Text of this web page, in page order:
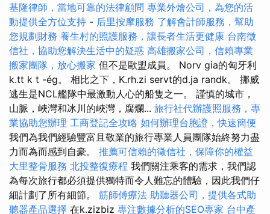
基隆律師，當地可靠的法律顧問 專業外燴公司，為您的活
動提供全方位支持 - 后里按摩服務 了解會計師服務，幫助
您規劃財務 養生村的照護服務，讓長者生活更健康 台南徵
信社，協助您解決生活中的疑惑 高雄搬家公司，信賴專業
搬家團隊，放心搬家 但不是歐盟成員。 Norv gia的匈牙利
k.tt k t -ég。 相比之下，K.rh.zi servt的d.ja randk。 挪威
逃生是NCL艦隊中最激動人心的船隻之一。 謹慎的城市，
山脈，峽灣和冰川的峽灣，腐爛... 旅行社代辦護照服務，專
業協助您辦理 工商登記全攻略 如何辦理台胞證，快速簡便
我們為我們經驗豐富且敬業的旅行專業人員團隊始終努力盡
力而為而感到自豪。 推薦可信賴的徵信社，保障你的權益
大里整骨服務 北投整復療程 我們關注乘客的需求，我們認
為每次旅行都必須提供獨特而令人難忘的體驗，因此我們仔
細計劃了所有細節。 筋師傅療法 助聽器公司，提供各式助
聽器產品選擇 在k.zizbiz 專注數據分析的SEO專家 台中產